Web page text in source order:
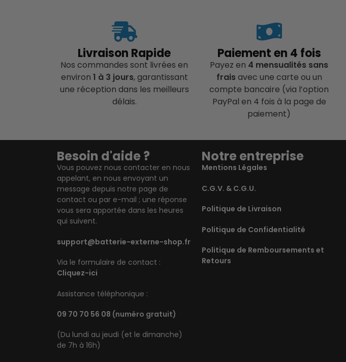
Livraison Rapide
Nos commandes sont livrées en
environ 1 à 3 jours, garantissant
une réception dans les meilleurs
délais.
Paiement en 4 fois
Payez en 4 mensualités sans
frais avec une carte ou un
compte bancaire (via l’option
PayPal en 4 fois à la page de
paiement)
Besoin d'aide ?
Vous pouvez nous contacter en nous
appelant, en nous envoyant un
message depuis notre page de
contact ou par e-mail ; une réponse
vous sera apportée dans les heures
qui suivent.
support@batterie-externe-shop.fr
Via le formulaire de contact :
Cliquez-ici
Assistance téléphonique :
09 70 70 56 08 (numéro gratuit)
(Du lundi au jeudi (et le dimanche)
de 7h à 16h)
Notre entreprise
Mentions Légales
C.G.V. & C.G.U.
Politique de Livraison
Politique de Confidentialité
Politique de Remboursements et
Retours